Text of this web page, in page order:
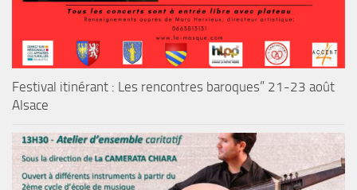
Festival itinérant : Les rencontres baroques” 21-23 août
Alsace